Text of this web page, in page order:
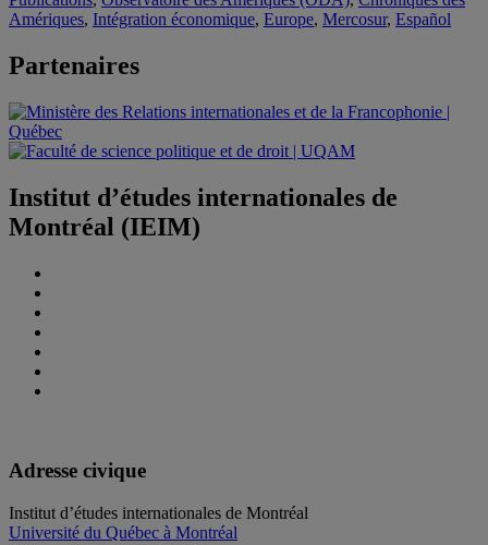
Amériques, Intégration économique, Europe, Mercosur, Español
Partenaires
Institut d’études internationales de
Montréal (IEIM)
Adresse civique
Institut d’études internationales de Montréal
Université du Québec à Montréal